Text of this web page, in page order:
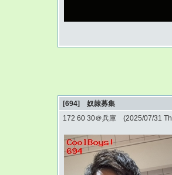
[694] 奴隷募集
172 60 30＠兵庫 (2025/07/31